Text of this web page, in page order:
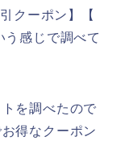
クーポン】【
感じで調べて
を調べたので
得なクーポン